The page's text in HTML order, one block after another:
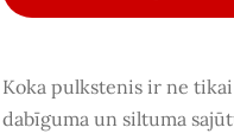
Koka pulkstenis ir ne
dabīguma un siltuma